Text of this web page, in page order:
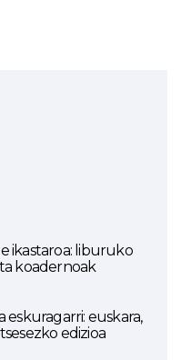
ikastaroa: liburuko
koadernoak
eskuragarri: euskara,
edizioa